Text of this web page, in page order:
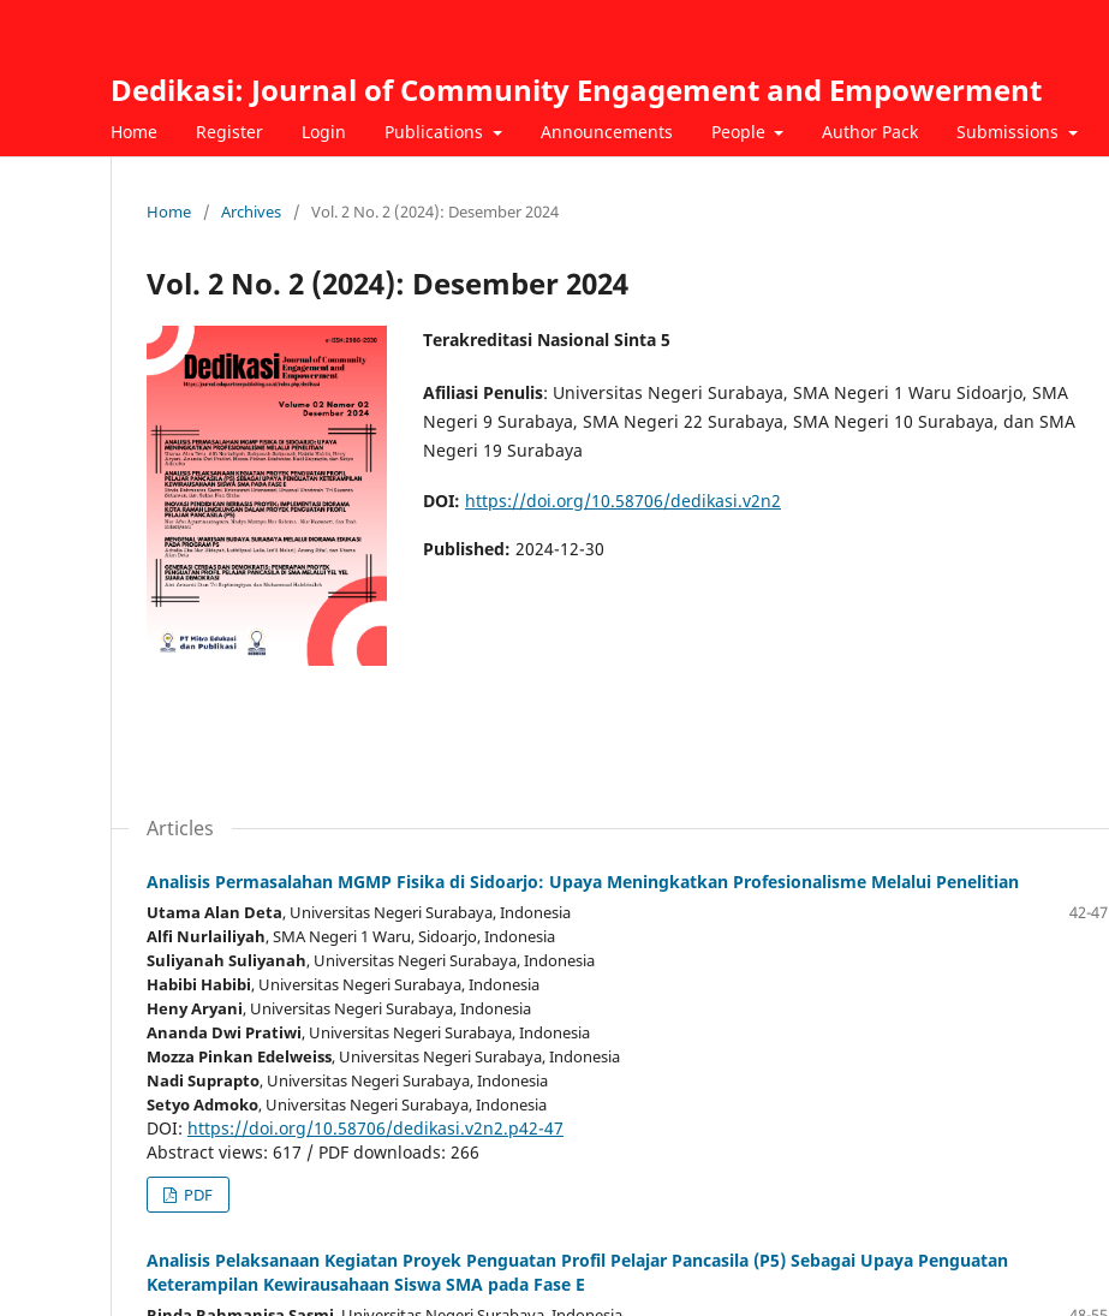
Dedikasi: Journal of Community Engagement and Empowerment
Home Register Login Publications Announcements People Author Pack Submissions
Home / Archives / Vol. 2 No. 2 (2024): Desember 2024
Vol. 2 No. 2 (2024): Desember 2024
Terakreditasi Nasional Sinta 5
Afiliasi Penulis: Universitas Negeri Surabaya, SMA Negeri 1 Waru Sidoarjo, SMA
Negeri 9 Surabaya, SMA Negeri 22 Surabaya, SMA Negeri 10 Surabaya, dan SMA
Negeri 19 Surabaya
DOI: https://doi.org/10.58706/dedikasi.v2n2
Published: 2024-12-30
Articles
Analisis Permasalahan MGMP Fisika di Sidoarjo: Upaya Meningkatkan Profesionalisme Melalui Penelitian
Utama Alan Deta, Universitas Negeri Surabaya, Indonesia
Alfi Nurlailiyah, SMA Negeri 1 Waru, Sidoarjo, Indonesia
Suliyanah Suliyanah, Universitas Negeri Surabaya, Indonesia
Habibi Habibi, Universitas Negeri Surabaya, Indonesia
Heny Aryani, Universitas Negeri Surabaya, Indonesia
Ananda Dwi Pratiwi, Universitas Negeri Surabaya, Indonesia
Mozza Pinkan Edelweiss, Universitas Negeri Surabaya, Indonesia
Nadi Suprapto, Universitas Negeri Surabaya, Indonesia
Setyo Admoko, Universitas Negeri Surabaya, Indonesia
42-47
DOI: https://doi.org/10.58706/dedikasi.v2n2.p42-47
Abstract views: 617 / PDF downloads: 266
PDF
Analisis Pelaksanaan Kegiatan Proyek Penguatan Profil Pelajar Pancasila (P5) Sebagai Upaya Penguatan
Keterampilan Kewirausahaan Siswa SMA pada Fase E